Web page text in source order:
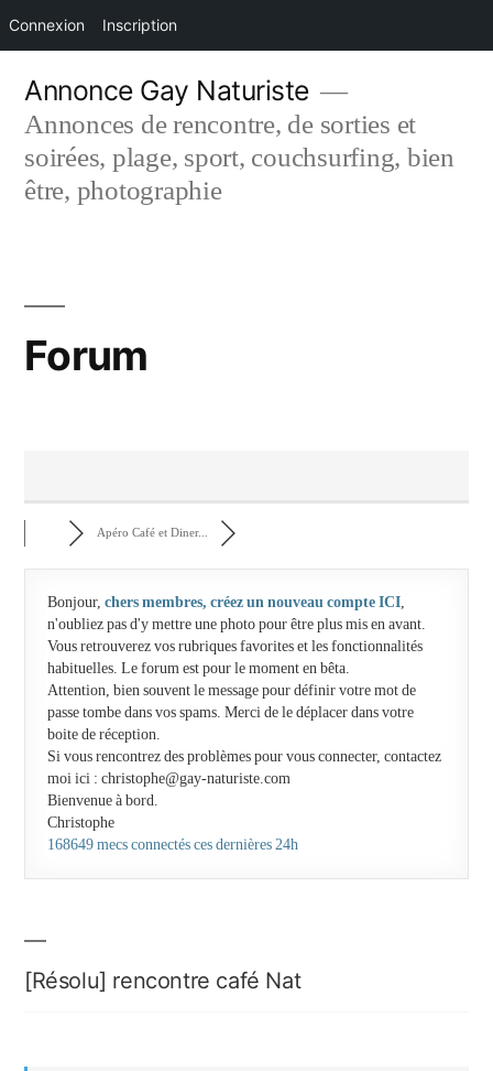
Connexion Inscription
contenu
Annonce Gay Naturiste
Annonces de rencontre, de sorties et
soirées, plage, sport, couchsurfing, bien
être, photographie
Forum
Apéro Café et Diner...
Bonjour, chers membres, créez un nouveau compte ICI,
n'oubliez pas d'y mettre une photo pour être plus mis en avant.
Vous retrouverez vos rubriques favorites et les fonctionnalités
habituelles. Le forum est pour le moment en bêta.
Attention, bien souvent le message pour définir votre mot de
passe tombe dans vos spams. Merci de le déplacer dans votre
boite de réception.
Si vous rencontrez des problèmes pour vous connecter, contactez
moi ici : christophe@gay-naturiste.com
Bienvenue à bord.
Christophe
168649 mecs connectés ces dernières 24h
[Résolu] rencontre café Nat